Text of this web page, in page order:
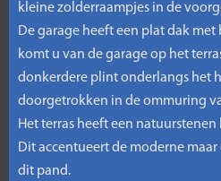
kleine zolderraampjes in de
De garage heeft een plat dak
komt u van de garage op het
donkerdere plint onderlangs het
doorgetrokken in de ommuring
Het terras heeft een
Dit accentueert de moderne
dit pand.